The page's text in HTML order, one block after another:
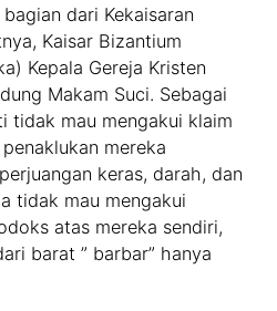
dari Kekaisaran
Kaisar Bizantium
Kepala Gereja Kristen
Makam Suci. Sebagai
tidak mau mengakui klaim
mereka
keras, darah, dan
tidak mau mengakui
atas mereka sendiri,
barat ” barbar” hanya